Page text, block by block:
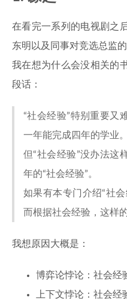
在看完一系列的电视剧之
东明以及同事对竞选总监
我在想为什么会没相关的
段话：
“社会经验”特别重要又
一年能完成四年的学业。
但“社会经验”没办法这
年的“社会经验”。
如果有本专门介绍“社
而根据社会经验，这样
我想原因大概是：
博弈论悖论：社会经
上下文悖论：社会经